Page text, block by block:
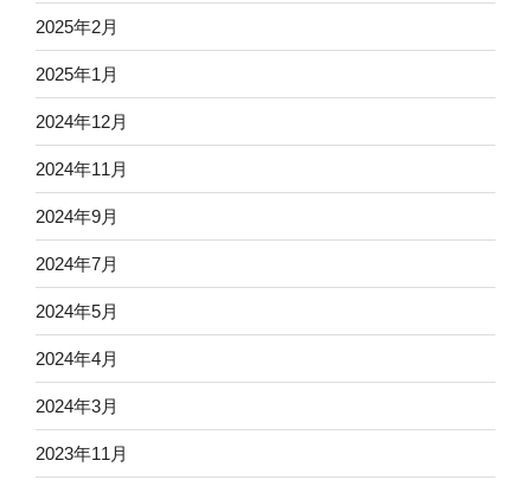
2025年2月
2025年1月
2024年12月
2024年11月
2024年9月
2024年7月
2024年5月
2024年4月
2024年3月
2023年11月